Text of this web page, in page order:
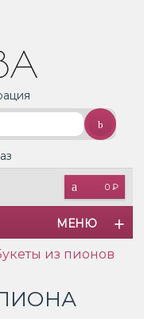
0 ₽
МЕНЮ
из пионов